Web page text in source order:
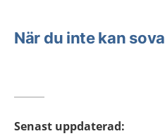
När du inte kan sova
Senast uppdaterad: